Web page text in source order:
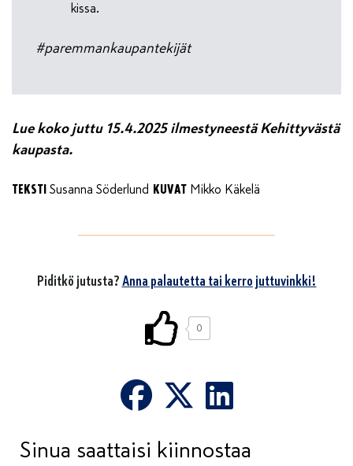
kissa.
#paremmankaupantekijät
Lue koko juttu 15.4.2025 ilmestyneestä Kehittyvästä
kaupasta.
TEKSTI Susanna Söderlund KUVAT Mikko Käkelä
Piditkö jutusta?Anna palautetta tai kerro juttuvinkki!
0
Sinua saattaisi kiinnostaa